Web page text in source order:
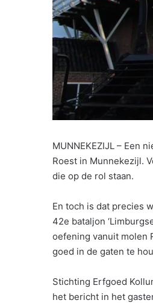
MUNNEKEZIJL – Een
Roest in Munnekezijl.
die op de rol staan.
En toch is dat precies
42e bataljon
oefening vanuit molen
goed in de gaten te
Stichting Erfgoed
het bericht in het